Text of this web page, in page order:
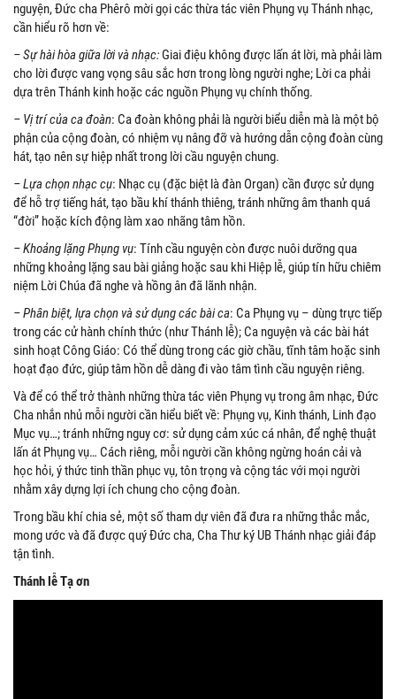
nguyện, Đức cha Phêrô mời gọi các thừa tác viên Phụng vụ Thánh nhạc,
cần hiểu rõ hơn về:
– Sự hài hòa giữa lời và nhạc: Giai điệu không được lấn át lời, mà phải làm
cho lời được vang vọng sâu sắc hơn trong lòng người nghe; Lời ca phải
dựa trên Thánh kinh hoặc các nguồn Phụng vụ chính thống.
– Vị trí của ca đoàn: Ca đoàn không phải là người biểu diễn mà là một bộ
phận của cộng đoàn, có nhiệm vụ nâng đỡ và hướng dẫn cộng đoàn cùng
hát, tạo nên sự hiệp nhất trong lời cầu nguyện chung.
– Lựa chọn nhạc cụ: Nhạc cụ (đặc biệt là đàn Organ) cần được sử dụng
để hỗ trợ tiếng hát, tạo bầu khí thánh thiêng, tránh những âm thanh quá
“đời” hoặc kích động làm xao nhãng tâm hồn.
– Khoảng lặng Phụng vụ: Tính cầu nguyện còn được nuôi dưỡng qua
những khoảng lặng sau bài giảng hoặc sau khi Hiệp lễ, giúp tín hữu chiêm
niệm Lời Chúa đã nghe và hồng ân đã lãnh nhận.
– Phân biệt, lựa chọn và sử dụng các bài ca: Ca Phụng vụ – dùng trực tiếp
trong các cử hành chính thức (như Thánh lễ); Ca nguyện và các bài hát
sinh hoạt Công Giáo: Có thể dùng trong các giờ chầu, tĩnh tâm hoặc sinh
hoạt đạo đức, giúp tâm hồn dễ dàng đi vào tâm tình cầu nguyện riêng.
Và để có thể trở thành những thừa tác viên Phụng vụ trong âm nhạc, Đức
Cha nhắn nhủ mỗi người cần hiểu biết về: Phụng vụ, Kinh thánh, Linh đạo
Mục vụ…; tránh những nguy cơ: sử dụng cảm xúc cá nhân, để nghệ thuật
lấn át Phụng vụ… Cách riêng, mỗi người cần không ngừng hoán cải và
học hỏi, ý thức tinh thần phục vụ, tôn trọng và cộng tác với mọi người
nhằm xây dựng lợi ích chung cho cộng đoàn.
Trong bầu khí chia sẻ, một số tham dự viên đã đưa ra những thắc mắc,
mong ước và đã được quý Đức cha, Cha Thư ký UB Thánh nhạc giải đáp
tận tình.
Thánh lễ Tạ ơn